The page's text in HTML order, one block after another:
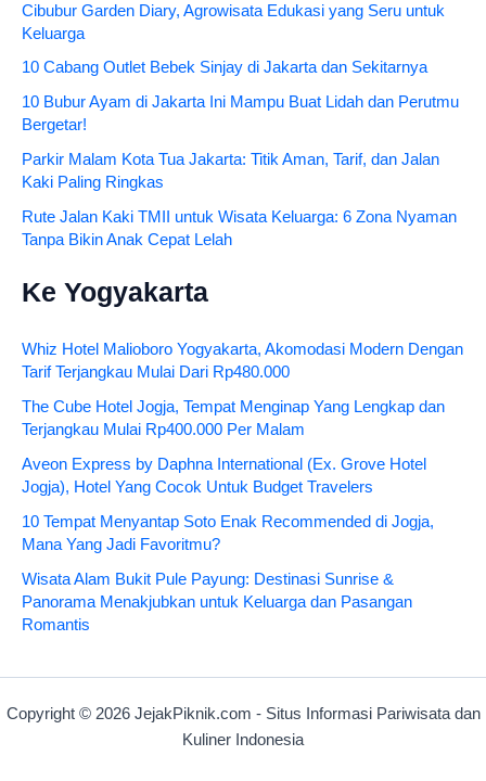
Cibubur Garden Diary, Agrowisata Edukasi yang Seru untuk
Keluarga
10 Cabang Outlet Bebek Sinjay di Jakarta dan Sekitarnya
10 Bubur Ayam di Jakarta Ini Mampu Buat Lidah dan Perutmu
Bergetar!
Parkir Malam Kota Tua Jakarta: Titik Aman, Tarif, dan Jalan
Kaki Paling Ringkas
Rute Jalan Kaki TMII untuk Wisata Keluarga: 6 Zona Nyaman
Tanpa Bikin Anak Cepat Lelah
Ke Yogyakarta
Whiz Hotel Malioboro Yogyakarta, Akomodasi Modern Dengan
Tarif Terjangkau Mulai Dari Rp480.000
The Cube Hotel Jogja, Tempat Menginap Yang Lengkap dan
Terjangkau Mulai Rp400.000 Per Malam
Aveon Express by Daphna International (Ex. Grove Hotel
Jogja), Hotel Yang Cocok Untuk Budget Travelers
10 Tempat Menyantap Soto Enak Recommended di Jogja,
Mana Yang Jadi Favoritmu?
Wisata Alam Bukit Pule Payung: Destinasi Sunrise &
Panorama Menakjubkan untuk Keluarga dan Pasangan
Romantis
Copyright © 2026 JejakPiknik.com - Situs Informasi Pariwisata dan
Kuliner Indonesia